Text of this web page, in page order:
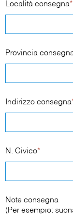
Località consegna*
Provincia
Indirizzo consegna
N. Civico*
Note consegna
(Per esempio: